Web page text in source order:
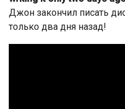
Джон закончил писать
только два дня назад!